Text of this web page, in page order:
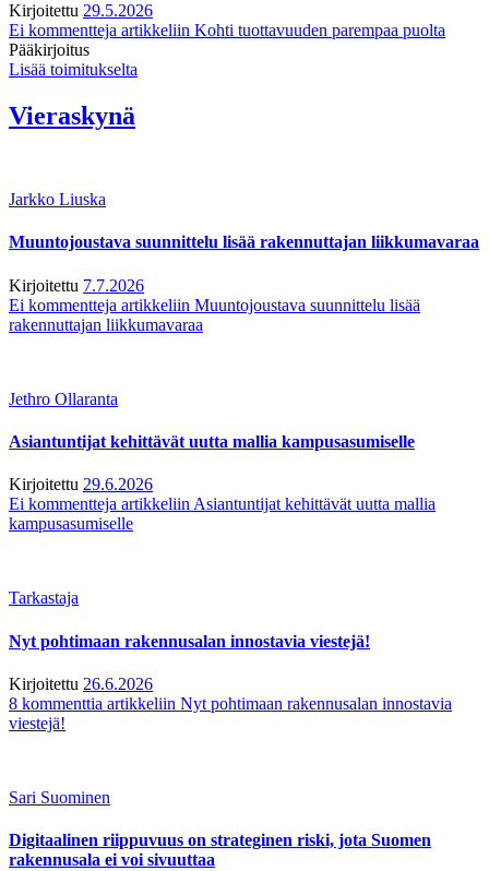
Kirjoitettu 29.5.2026
Ei kommentteja artikkeliin Kohti tuottavuuden parempaa puolta
Pääkirjoitus
Lisää toimitukselta
Vieraskynä
Jarkko Liuska
Muuntojoustava suunnittelu lisää rakennuttajan liikkumavaraa
Kirjoitettu 7.7.2026
Ei kommentteja artikkeliin Muuntojoustava suunnittelu lisää
rakennuttajan liikkumavaraa
Jethro Ollaranta
Asiantuntijat kehittävät uutta mallia kampusasumiselle
Kirjoitettu 29.6.2026
Ei kommentteja artikkeliin Asiantuntijat kehittävät uutta mallia
kampusasumiselle
Tarkastaja
Nyt pohtimaan rakennusalan innostavia viestejä!
Kirjoitettu 26.6.2026
8 kommenttia artikkeliin Nyt pohtimaan rakennusalan innostavia
viestejä!
Sari Suominen
Digitaalinen riippuvuus on strateginen riski, jota Suomen
rakennusala ei voi sivuuttaa